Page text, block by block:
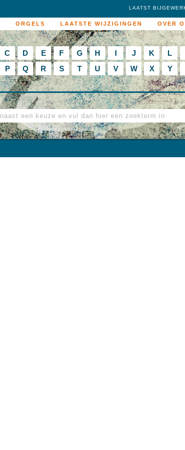
ORGELS LAATSTE WIJZIGINGEN OVER
LAATST
C D E F G H I J K L
P Q R S T U V W X Y